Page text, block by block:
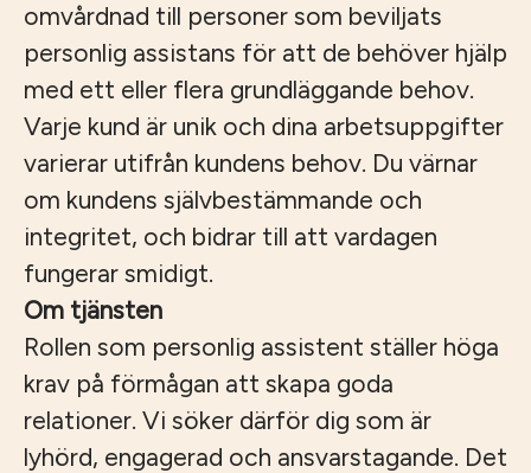
omvårdnad till personer som beviljats
personlig assistans för att de behöver hjälp
med ett eller flera grundläggande behov.
Varje kund är unik och dina arbetsuppgifter
varierar utifrån kundens behov. Du värnar
om kundens självbestämmande och
integritet, och bidrar till att vardagen
fungerar smidigt.
Om tjänsten
Rollen som personlig assistent ställer höga
krav på förmågan att skapa goda
relationer. Vi söker därför dig som är
lyhörd, engagerad och ansvarstagande. Det